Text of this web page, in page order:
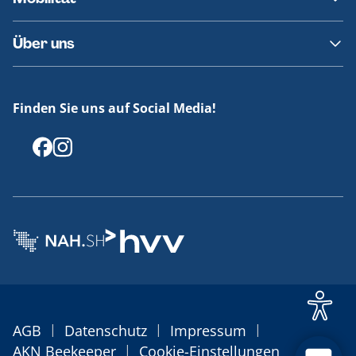
Fundsachen
Häufige Fragen
Barrierefreies Reisen
Erklärung Barrierefreiheit
Über uns
Offenlegungen
Finden Sie uns auf Social Media!
AGB | Datenschutz | Impressum |
AKN Beekeeper | Cookie-Einstellungen